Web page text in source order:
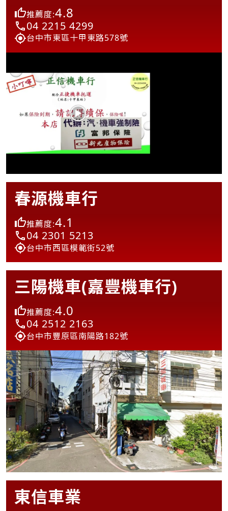
推薦度:4.8
04 2215 4299
台中市東區十甲東路578號
春源機車行
推薦度:4.1
04 2301 5213
台中市西區模範街52號
三陽機車(嘉豐機車行)
推薦度:4.0
04 2512 2163
台中市豐原區南陽路182號
東信車業